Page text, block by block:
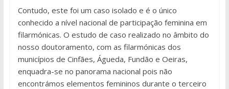
Contudo, este foi um caso isolado e é o único
conhecido a nível nacional de participação feminina em
filarmónicas. O estudo de caso realizado no âmbito do
nosso doutoramento, com as filarmónicas dos
municípios de Cinfães, Águeda, Fundão e Oeiras,
enquadra-se no panorama nacional pois não
encontrámos elementos femininos durante o terceiro